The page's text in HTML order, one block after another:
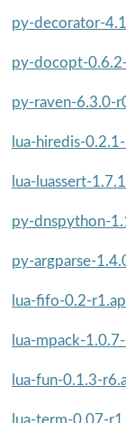
py-decorator-
py-docopt-
py-raven-6.3.0-
lua-hiredis-
lua-luassert-
py-dnspython-
py-argparse-
lua-fifo-0.2-
lua-mpack-
lua-fun-0.1.3-
lua-term-0.07-